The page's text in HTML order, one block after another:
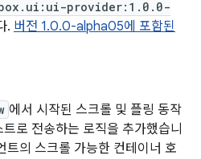
provider:1.0.0-
. 버전 1.0.0-alpha05에 포함된
에서 시작된 스크롤 및 플링 동작
로 전송하는 로직을 추가했습니
트의 스크롤 가능한 컨테이너 호